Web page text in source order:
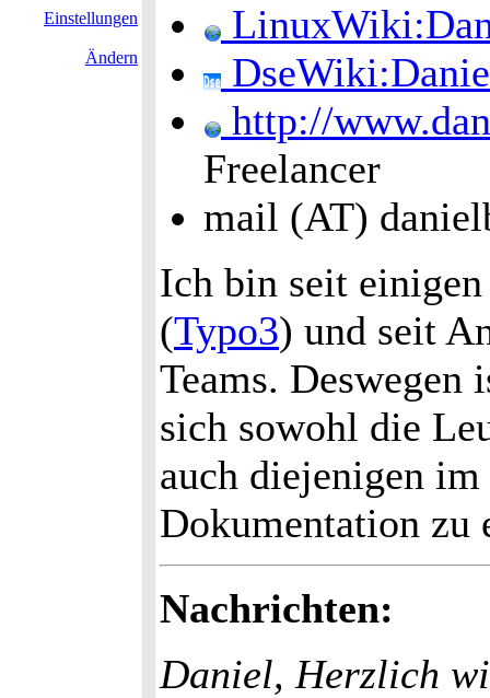
Einstellungen
Ändern
http://
Freelancer
mail (AT)
Ich bin seit
(Typo3) und seit
Teams. Deswegen
sich sowohl die
auch diejenigen
Dokumentation zu
Nachrichten:
Daniel, Herzlich